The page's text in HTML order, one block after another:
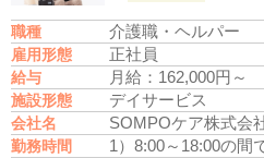
職種 介護職・ヘルパー
雇用形態 正社員
給与 月給：162,000円～
施設形態 デイサービス
会社名 SOMPOケア株式会
勤務時間 1）8:00～18:00の